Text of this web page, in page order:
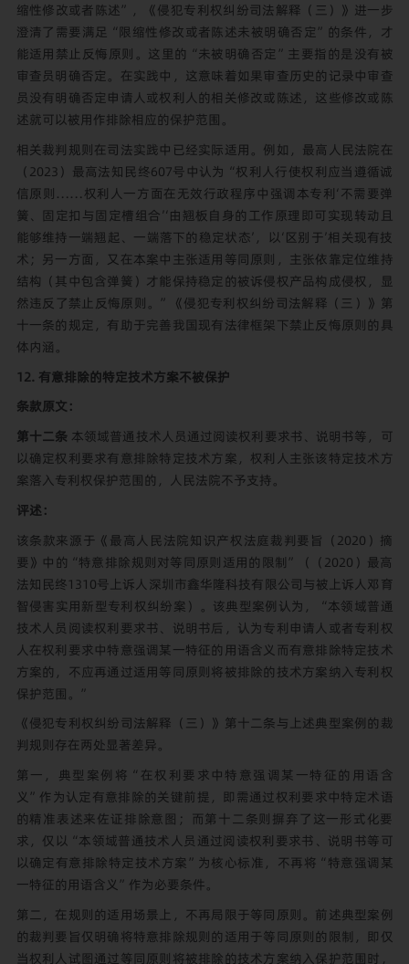
缩性修改或者陈述”，《侵犯专利权纠纷司法解释（三）》进一步
澄清了需要满足“限缩性修改或者陈述未被明确否定”的条件，才
能适用禁止反悔原则。这里的“未被明确否定”主要指的是没有被
审查员明确否定。在实践中，这意味着如果审查历史的记录中审查
员没有明确否定申请人或权利人的相关修改或陈述，这些修改或陈
述就可以被用作排除相应的保护范围。
相关裁判规则在司法实践中已经实际适用。例如，最高人民法院在
（2023）最高法知民终607号中认为“权利人行使权利应当遵循诚
信原则……权利人一方面在无效行政程序中强调本专利‘不需要弹
簧、固定扣与固定槽组合’‘由翘板自身的工作原理即可实现转动且
能够维持一端翘起、一端落下的稳定状态’，以‘区别于’相关现有技
术；另一方面，又在本案中主张适用等同原则，主张依靠定位维持
结构（其中包含弹簧）才能保持稳定的被诉侵权产品构成侵权，显
然违反了禁止反悔原则。”《侵犯专利权纠纷司法解释（三）》第
十一条的规定，有助于完善我国现有法律框架下禁止反悔原则的具
体内涵。
12. 有意排除的特定技术方案不被保护
条款原文：
第十二条本领域普通技术人员通过阅读权利要求书、说明书等，可
以确定权利要求有意排除特定技术方案，权利人主张该特定技术方
案落入专利权保护范围的，人民法院不予支持。
评述：
该条款来源于《最高人民法院知识产权法庭裁判要旨（2020）摘
要》中的“特意排除规则对等同原则适用的限制”（（2020）最高
法知民终1310号上诉人深圳市鑫华隆科技有限公司与被上诉人邓育
智侵害实用新型专利权纠纷案）。该典型案例认为，“本领域普通
技术人员阅读权利要求书、说明书后，认为专利申请人或者专利权
人在权利要求中特意强调某一特征的用语含义而有意排除特定技术
方案的，不应再通过适用等同原则将被排除的技术方案纳入专利权
保护范围。”
《侵犯专利权纠纷司法解释（三）》第十二条与上述典型案例的裁
判规则存在两处显著差异。
第一，典型案例将“在权利要求中特意强调某一特征的用语含
义”作为认定有意排除的关键前提，即需通过权利要求中特定术语
的精准表述来佐证排除意图；而第十二条则摒弃了这一形式化要
求，仅以“本领域普通技术人员通过阅读权利要求书、说明书等可
以确定有意排除特定技术方案”为核心标准，不再将“特意强调某
一特征的用语含义”作为必要条件。
第二，在规则的适用场景上，不再局限于等同原则。前述典型案例
的裁判要旨仅明确将特意排除规则的适用于等同原则的限制，即仅
当权利人试图通过等同原则将被排除的技术方案纳入保护范围时，